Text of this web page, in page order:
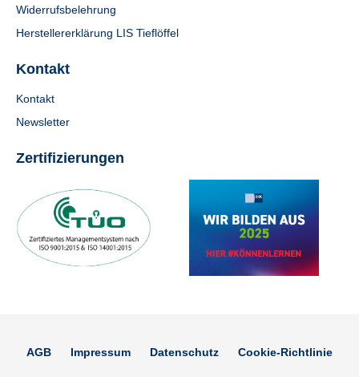
Widerrufsbelehrung
Herstellererklärung LIS Tieflöffel
Kontakt
Kontakt
Newsletter
Zertifizierungen
AGB Impressum Datenschutz Cookie-Richtlinie